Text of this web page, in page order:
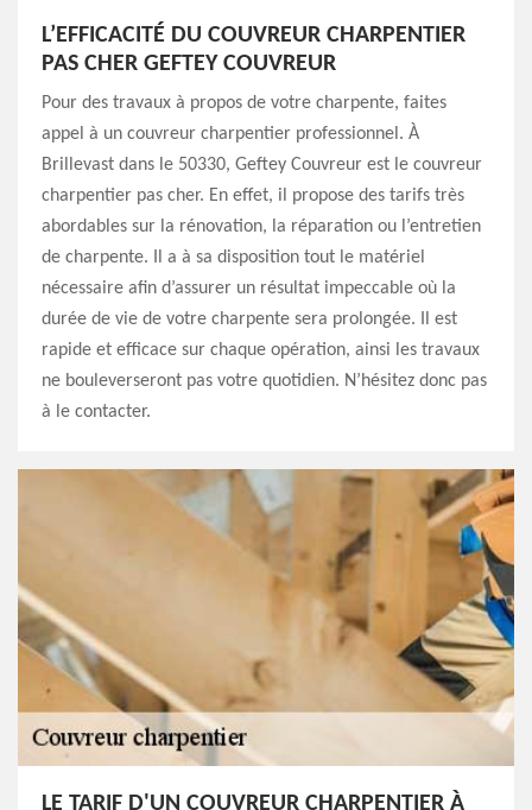
L’EFFICACITÉ DU COUVREUR CHARPENTIER
PAS CHER GEFTEY COUVREUR
Pour des travaux à propos de votre charpente, faites
appel à un couvreur charpentier professionnel. À
Brillevast dans le 50330, Geftey Couvreur est le couvreur
charpentier pas cher. En effet, il propose des tarifs très
abordables sur la rénovation, la réparation ou l’entretien
de charpente. Il a à sa disposition tout le matériel
nécessaire afin d’assurer un résultat impeccable où la
durée de vie de votre charpente sera prolongée. Il est
rapide et efficace sur chaque opération, ainsi les travaux
ne bouleverseront pas votre quotidien. N’hésitez donc pas
à le contacter.
LE TARIF D'UN COUVREUR CHARPENTIER À